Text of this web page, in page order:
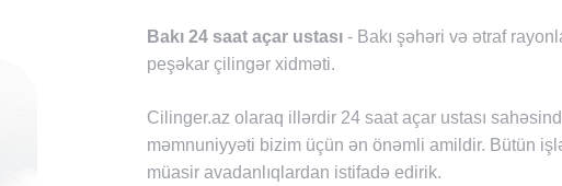
Bakı 24 saat açar ustası - Bakı şəhəri və ətraf
peşəkar çilingər xidməti.
Cilinger.az olaraq illərdir 24 saat açar ustası
məmnuniyyəti bizim üçün ən önəmli amildir. Bütün
müasir avadanlıqlardan istifadə edirik.